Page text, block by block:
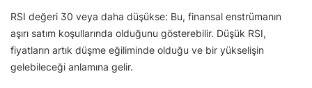
RSI değeri 30 veya daha düşükse: Bu, finansal enstrümanın
aşırı satım koşullarında olduğunu gösterebilir. Düşük RSI,
fiyatların artık düşme eğiliminde olduğu ve bir yükselişin
gelebileceği anlamına gelir.